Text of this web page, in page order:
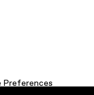
Preferences